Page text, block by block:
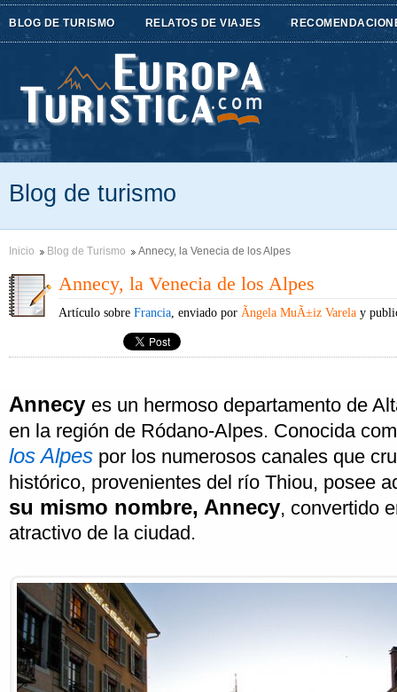
BLOG DE TURISMO RELATOS DE VIAJES
Blog de turismo
Inicio Blog de Turismo Annecy, la Venecia de los Alpes
Annecy, la Venecia de los Alpes
Artículo sobre Francia, enviado por Ãngela MuÃ±iz Varela y
Annecy es un hermoso departamento de
en la región de Ródano-Alpes. Conocida
los Alpes por los numerosos canales que
histórico, provenientes del río Thiou, posee
su mismo nombre, Annecy, convertido
atractivo de la ciudad.